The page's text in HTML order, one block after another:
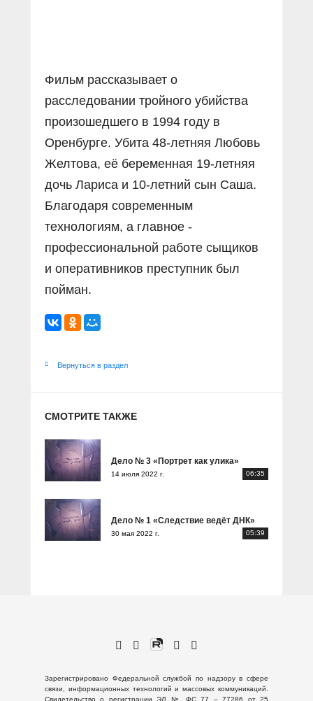
Фильм рассказывает о
расследовании тройного убийства
произошедшего в 1994 году в
Оренбурге. Убита 48-летняя Любовь
Желтова, её беременная 19-летняя
дочь Лариса и 10-летний сын Саша.
Благодаря современным
технологиям, а главное -
профессиональной работе сыщиков
и оперативников преступник был
пойман.
Вернуться в раздел
СМОТРИТЕ ТАКЖЕ
Дело № 3 «Портрет как улика»
14 июля 2022 г. 06:35
Дело № 1 «Следствие ведёт ДНК»
30 мая 2022 г. 05:39
Зарегистрировано Федеральной службой по надзору в сфере
связи, информационных технологий и массовых коммуникаций.
Свидетельство о регистрации ЭЛ № ФС 77 – 77286 от 25